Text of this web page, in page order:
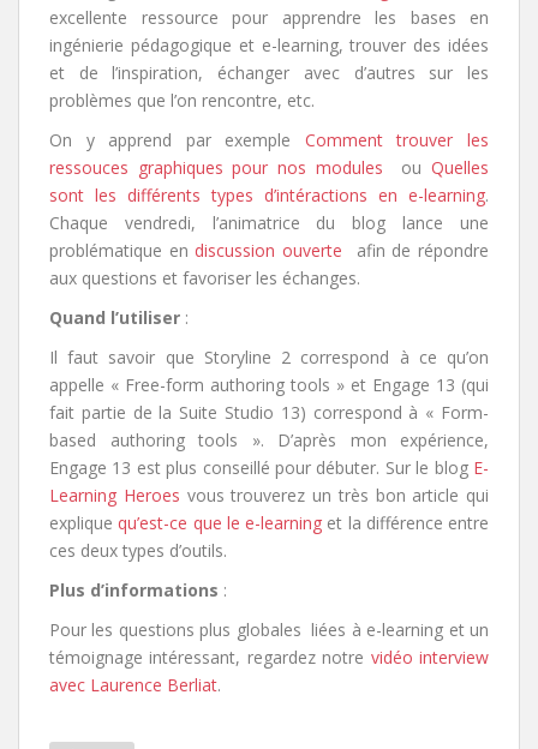
excellente ressource pour apprendre les bases en
ingénierie pédagogique et e-learning, trouver des idées
et de l’inspiration, échanger avec d’autres sur les
problèmes que l’on rencontre, etc.
On y apprend par exemple Comment trouver les
ressouces graphiques pour nos modules
ouQuelles
sont les différents types d’intéractions en e-learning.
Chaque vendredi, l’animatrice du blog lance une
problématique en discussion ouverte afin de répondre
aux questions et favoriser les échanges.
Quand l’utiliser :
Il faut savoir que Storyline 2 correspond à ce qu’on
appelle « Free-form authoring tools » et Engage 13 (qui
fait partie de la Suite Studio 13) correspond à « Form-
based authoring tools ». D’après mon expérience,
Engage 13 est plus conseillé pour débuter. Sur le blog E-
Learning Heroes vous trouverez un très bon article qui
expliquequ’est-ce que le e-learning et la différence entre
ces deux types d’outils.
Plus d’informations :
Pour les questions plus globales liées à e-learning et un
témoignage intéressant, regardez notre vidéo interview
avec Laurence Berliat.